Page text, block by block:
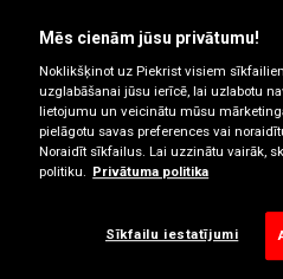
Skatīt tālruņa numuru
Izplatītāja vietne
Darba laiki
Mēs cienām jūsu privātumu!
Noklikšķinot uz Piekrist visiem
uzglabāšanai jūsu ierīcē, lai uzlabotu
lietojumu un veicinātu mūsu
pielāgotu savas preferences vai
Noraidīt sīkfailus. Lai uzzinātu vairāk,
politiku. Privātuma politika
Sīkfailu iestatījumi